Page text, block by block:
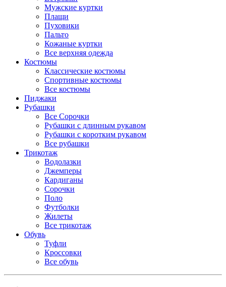
Мужские куртки
Плащи
Пуховики
Пальто
Кожаные куртки
Все верхняя одежда
Костюмы
Классические костюмы
Спортивные костюмы
Все костюмы
Пиджаки
Рубашки
Все Сорочки
Рубашки с длинным рукавом
Рубашки с коротким рукавом
Все рубашки
Трикотаж
Водолазки
Джемперы
Кардиганы
Сорочки
Поло
Футболки
Жилеты
Все трикотаж
Обувь
Туфли
Кроссовки
Все обувь